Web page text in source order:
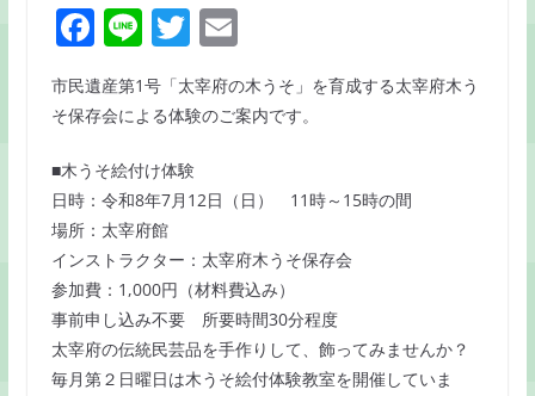
F
a
c
e
b
o
o
k
Li
n
e
T
w
itt
er
E
m
ai
l
市民遺産第1号「太宰府の木うそ」を育成する太宰府木う
そ保存会による体験のご案内です。
■木うそ絵付け体験
日時：令和8年7月12日（日） 11時～15時の間
場所：太宰府館
インストラクター：太宰府木うそ保存会
参加費：1,000円（材料費込み）
事前申し込み不要 所要時間30分程度
太宰府の伝統民芸品を手作りして、飾ってみませんか？
毎月第２日曜日は木うそ絵付体験教室を開催していま